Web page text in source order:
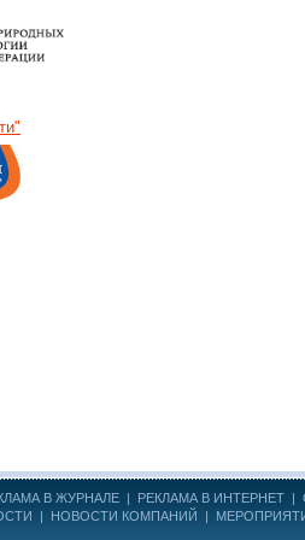
В ЖУРНАЛЕ | РЕКЛАМА В ИНТЕРНЕТ |
| НОВОСТИ КОМПАНИЙ |